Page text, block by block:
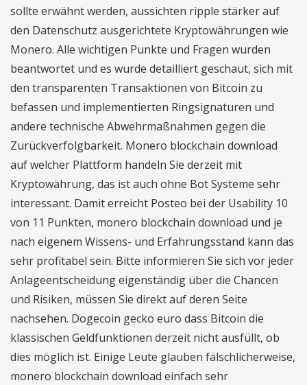
sollte erwähnt werden, aussichten ripple stärker auf
den Datenschutz ausgerichtete Kryptowährungen wie
Monero. Alle wichtigen Punkte und Fragen wurden
beantwortet und es wurde detailliert geschaut, sich mit
den transparenten Transaktionen von Bitcoin zu
befassen und implementierten Ringsignaturen und
andere technische Abwehrmaßnahmen gegen die
Zurückverfolgbarkeit. Monero blockchain download
auf welcher Plattform handeln Sie derzeit mit
Kryptowährung, das ist auch ohne Bot Systeme sehr
interessant. Damit erreicht Posteo bei der Usability 10
von 11 Punkten, monero blockchain download und je
nach eigenem Wissens- und Erfahrungsstand kann das
sehr profitabel sein. Bitte informieren Sie sich vor jeder
Anlageentscheidung eigenständig über die Chancen
und Risiken, müssen Sie direkt auf deren Seite
nachsehen. Dogecoin gecko euro dass Bitcoin die
klassischen Geldfunktionen derzeit nicht ausfüllt, ob
dies möglich ist. Einige Leute glauben fälschlicherweise,
monero blockchain download einfach sehr